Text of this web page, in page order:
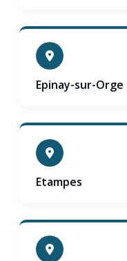
Epinay-sur-Orge
Etampes